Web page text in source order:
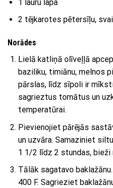
1 lauru lapa
2 tējkarotes pētersīļu,
Norādes
Lielā katliņā olīveļļā
baziliku, timiānu, melnos
pārslas, līdz sīpoli ir
sagrieztus tomātus un
temperatūrai.
Pievienojiet pārējās
un uzvāra. Samaziniet
1 1/2 līdz 2 stundas,
Tālāk sagatavo
400 F. Sagrieziet